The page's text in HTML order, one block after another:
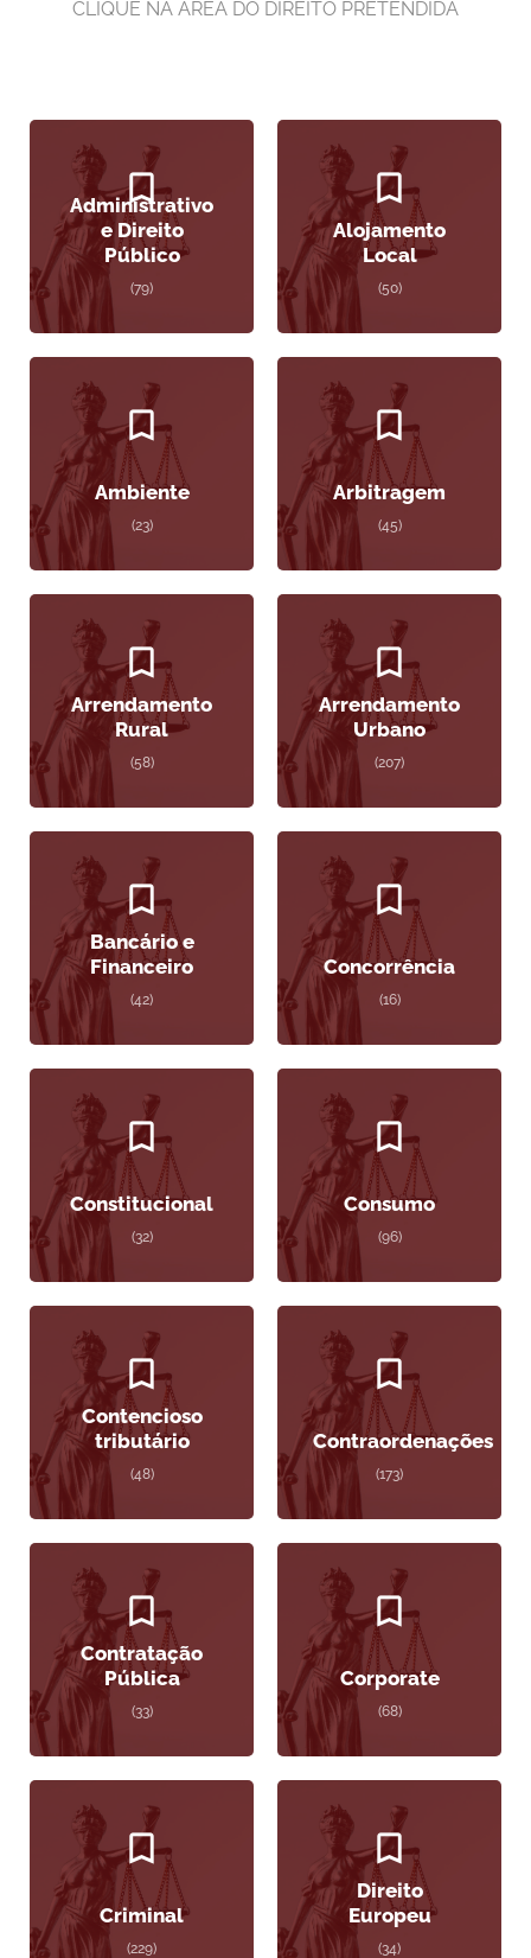
CLIQUE NA ÁREA DO DIREITO PRETENDIDA
Administrativo
e Direito
Público
(79)
Alojamento
Local
(50)
Ambiente
(23)
Arbitragem
(45)
Arrendamento
Rural
(58)
Arrendamento
Urbano
(207)
Bancário e
Financeiro
(42)
Concorrência
(16)
Constitucional
(32)
Consumo
(96)
Contencioso
tributário
(48)
Contraordenações
(173)
Contratação
Pública
(33)
Corporate
(68)
Criminal
(229)
Direito
Europeu
(34)